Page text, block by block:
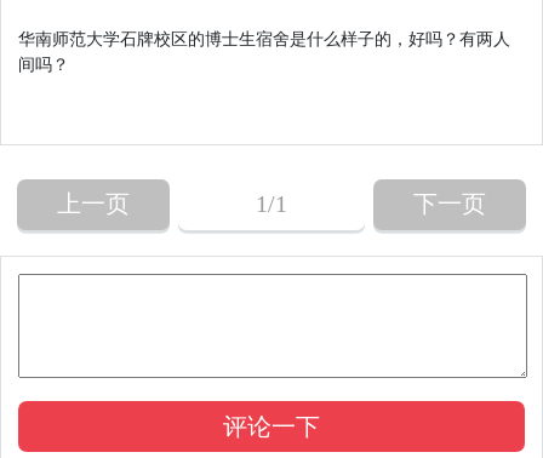
华南师范大学石牌校区的博士生宿舍是什么样子的，好吗？有两人
间吗？
上一页 1/1 下一页